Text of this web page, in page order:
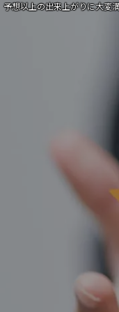
予想以上の出来上がりに大変